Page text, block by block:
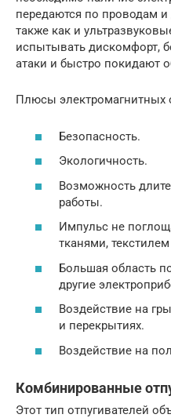
передаются по проводам
также как и
испытывать дискомфорт,
атаки и быстро покидают
Плюсы электромагнитных
Безопасность.
Экологичность.
Возможность
работы.
Импульс не
тканями,
Большая область
другие
Воздействие на
и перекрытиях.
Воздействие на
Комбинированные
Этот тип отпугивателей